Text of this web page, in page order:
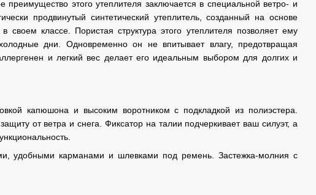
преимущество этого утеплителя заключается в специальной ветро- и
продвинутый синтетический утеплитель, созданный на основе
классе. Пористая структура этого утеплителя позволяет ему
дни. Одновременно он не впитывает влагу, предотвращая
и легкий вес делает его идеальным выбором для долгих и
капюшона и высоким воротником с подкладкой из полиэстера.
от ветра и снега. Фиксатор на талии подчеркивает ваш силуэт, а
удобными карманами и шлевками под ремень. Застежка-молния с